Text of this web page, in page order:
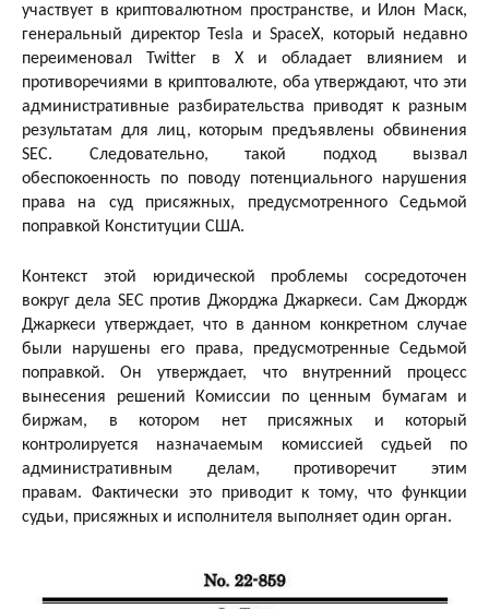
участвует в криптовалютном пространстве, и Илон Маск,
генеральный директор Tesla и SpaceX, который недавно
переименовал Twitter в X и обладает влиянием и
противоречиями в криптовалюте, оба утверждают, что эти
административные разбирательства приводят к разным
результатам для лиц, которым предъявлены обвинения
SEC. Следовательно, такой подход вызвал
обеспокоенность по поводу потенциального нарушения
права на суд присяжных, предусмотренного Седьмой
поправкой Конституции США.
Контекст этой юридической проблемы сосредоточен
вокруг дела SEC против Джорджа Джаркеси. Сам Джордж
Джаркеси утверждает, что в данном конкретном случае
были нарушены его права, предусмотренные Седьмой
поправкой. Он утверждает, что внутренний процесс
вынесения решений Комиссии по ценным бумагам и
биржам, в котором нет присяжных и который
контролируется назначаемым комиссией судьей по
административным делам, противоречит этим
правам. Фактически это приводит к тому, что функции
судьи, присяжных и исполнителя выполняет один орган.